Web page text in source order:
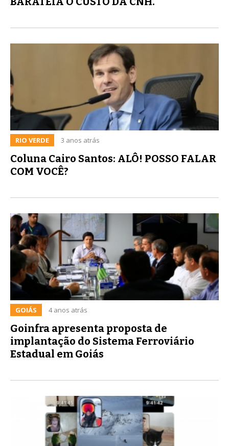
RIO VERDE 3 anos atrás
Coluna Cairo Santos: ALÔ! POSSO FALAR
COM VOCÊ?
GOIÁS 4 anos atrás
Goinfra apresenta proposta de
implantação do Sistema Ferroviário
Estadual em Goiás